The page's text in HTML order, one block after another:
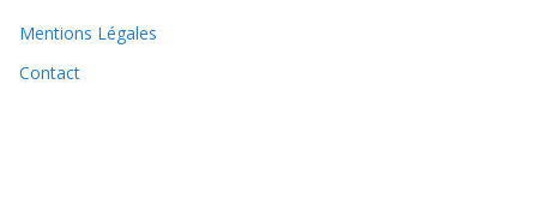
Mentions Légales
Contact